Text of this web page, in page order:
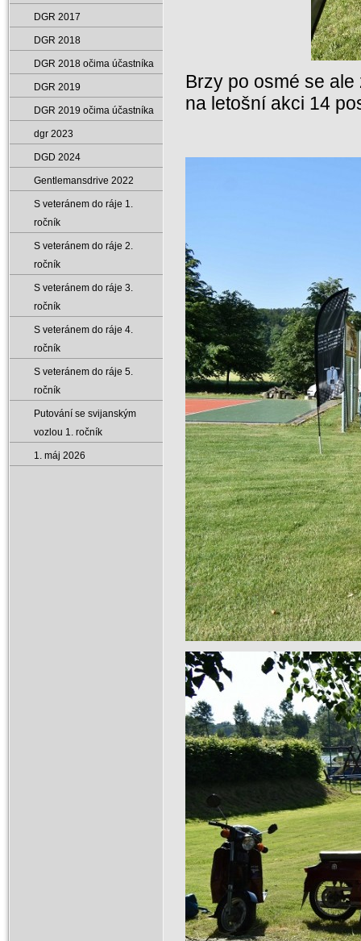
Brzy po osmé se
na letošní akci 14
DGR 2017
DGR 2018
DGR 2018 očima účastníka
DGR 2019
DGR 2019 očima účastníka
dgr 2023
DGD 2024
Gentlemansdrive 2022
S veteránem do ráje 1.
ročník
S veteránem do ráje 2.
ročník
S veteránem do ráje 3.
ročník
S veteránem do ráje 4.
ročník
S veteránem do ráje 5.
ročník
Putování se svijanským
vozlou 1. ročník
1. máj 2026